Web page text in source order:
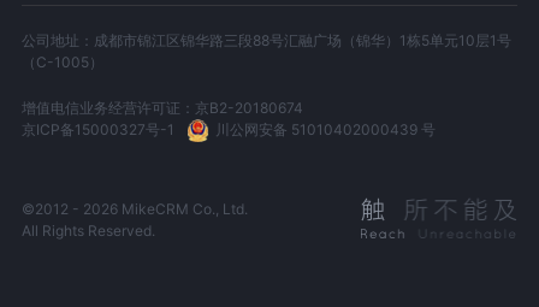
公司地址：成都市锦江区锦华路三段88号汇融广场（锦华）1栋5单元10层1号
（C-1005）
增值电信业务经营许可证：京B2-20180674
京ICP备15000327号-1
川公网安备 51010402000439 号
©2012 - 2026 MikeCRM Co., Ltd.
All Rights Reserved.